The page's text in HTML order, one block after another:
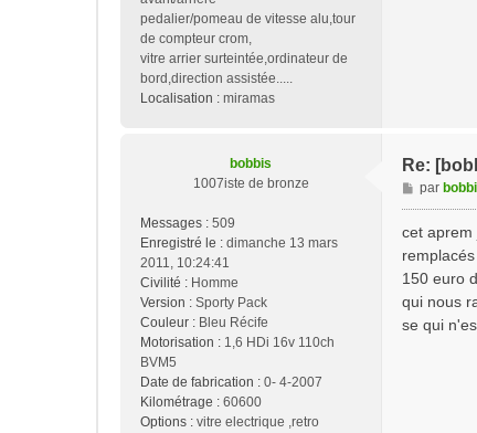
pedalier/pomeau de vitesse alu,tour
de compteur crom,
vitre arrier surteintée,ordinateur de
bord,direction assistée.....
Localisation : miramas
bobbis
1007iste de bronze
Messages : 509
Enregistré le : dimanche 13 mars
2011, 10:24:41
Civilité : Homme
Version : Sporty Pack
Couleur : Bleu Récife
Motorisation : 1,6 HDi 16v 110ch
BVM5
Date de fabrication : 0- 4-2007
Kilométrage : 60600
Options : vitre electrique ,retro
Re:
M
e
s
g
e
par
cet aprem
150 euro
qui nous
se qui